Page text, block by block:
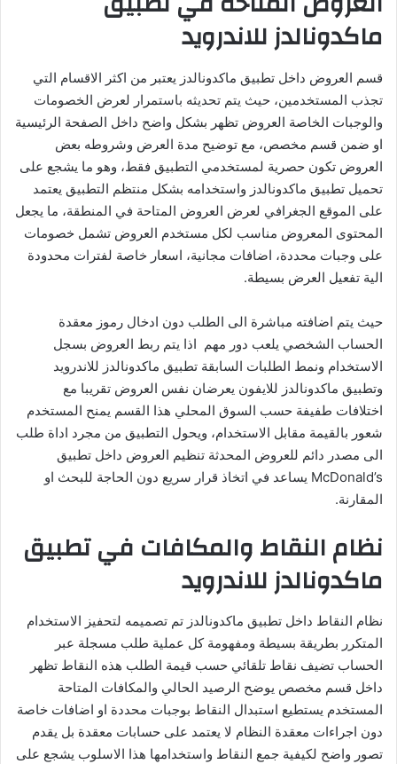
ماكدونالدز للاندرويد
قسم العروض داخل تطبيق ماكدونالدز يعتبر من اكثر الاقسام التي
تجذب المستخدمين، حيث يتم تحديثه باستمرار لعرض الخصومات
والوجبات الخاصة العروض تظهر بشكل واضح داخل الصفحة الرئيسية
او ضمن قسم مخصص، مع توضيح مدة العرض وشروطه بعض
العروض تكون حصرية لمستخدمي التطبيق فقط، وهو ما يشجع على
تحميل تطبيق ماكدونالدز واستخدامه بشكل منتظم التطبيق يعتمد
على الموقع الجغرافي لعرض العروض المتاحة في المنطقة، ما يجعل
المحتوى المعروض مناسب لكل مستخدم العروض تشمل خصومات
على وجبات محددة، اضافات مجانية، اسعار خاصة لفترات محدودة
الية تفعيل العرض بسيطة.
حيث يتم اضافته مباشرة الى الطلب دون ادخال رموز معقدة
الحساب الشخصي يلعب دور مهم اذا يتم ربط العروض بسجل
الاستخدام ونمط الطلبات السابقة تطبيق ماكدونالدز للاندرويد
وتطبيق ماكدونالدز للايفون يعرضان نفس العروض تقريبا مع
اختلافات طفيفة حسب السوق المحلي هذا القسم يمنح المستخدم
شعور بالقيمة مقابل الاستخدام، ويحول التطبيق من مجرد اداة طلب
الى مصدر دائم للعروض المحدثة تنظيم العروض داخل تطبيق
McDonald’s يساعد في اتخاذ قرار سريع دون الحاجة للبحث او
المقارنة.
نظام النقاط والمكافات في تطبيق
ماكدونالدز للاندرويد
نظام النقاط داخل تطبيق ماكدونالدز تم تصميمه لتحفيز الاستخدام
المتكرر بطريقة بسيطة ومفهومة كل عملية طلب مسجلة عبر
الحساب تضيف نقاط تلقائي حسب قيمة الطلب هذه النقاط تظهر
داخل قسم مخصص يوضح الرصيد الحالي والمكافات المتاحة
المستخدم يستطيع استبدال النقاط بوجبات محددة او اضافات خاصة
دون اجراءات معقدة النظام لا يعتمد على حسابات معقدة بل يقدم
تصور واضح لكيفية جمع النقاط واستخدامها هذا الاسلوب يشجع على